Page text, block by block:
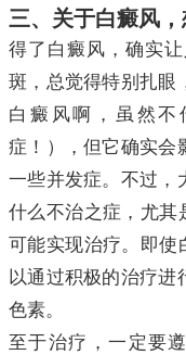
三、关于白癜风
得了白癜风，确实
斑，总觉得特别扎眼
白癜风啊，虽然
症！），但它确实会
一些并发症。不过，
什么不治之症，尤其
可能实现治疗。即使
以通过积极的治疗进
色素。
至于治疗，一定要